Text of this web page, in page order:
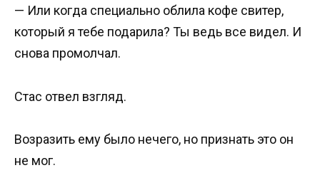
— Или когда специально облила кофе свитер,
который я тебе подарила? Ты ведь все видел. И
снова промолчал.
Стас отвел взгляд.
Возразить ему было нечего, но признать это он
не мог.